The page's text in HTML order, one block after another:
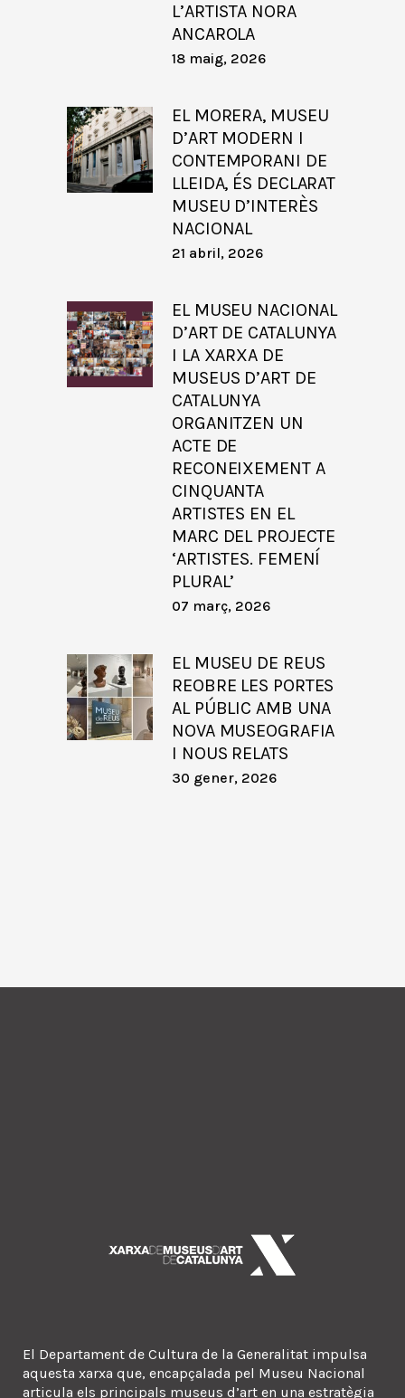
L’ARTISTA NORA
ANCAROLA
18 maig, 2026
EL MORERA, MUSEU
D’ART MODERN I
CONTEMPORANI DE
LLEIDA, ÉS DECLARAT
MUSEU D’INTERÈS
NACIONAL
21 abril, 2026
EL MUSEU NACIONAL
D’ART DE CATALUNYA
I LA XARXA DE
MUSEUS D’ART DE
CATALUNYA
ORGANITZEN UN
ACTE DE
RECONEIXEMENT A
CINQUANTA
ARTISTES EN EL
MARC DEL PROJECTE
‘ARTISTES. FEMENÍ
PLURAL’
07 març, 2026
EL MUSEU DE REUS
REOBRE LES PORTES
AL PÚBLIC AMB UNA
NOVA MUSEOGRAFIA
I NOUS RELATS
30 gener, 2026
El Departament de Cultura de la Generalitat impulsa
aquesta xarxa que, encapçalada pel Museu Nacional
articula els principals museus d’art en una estratègia